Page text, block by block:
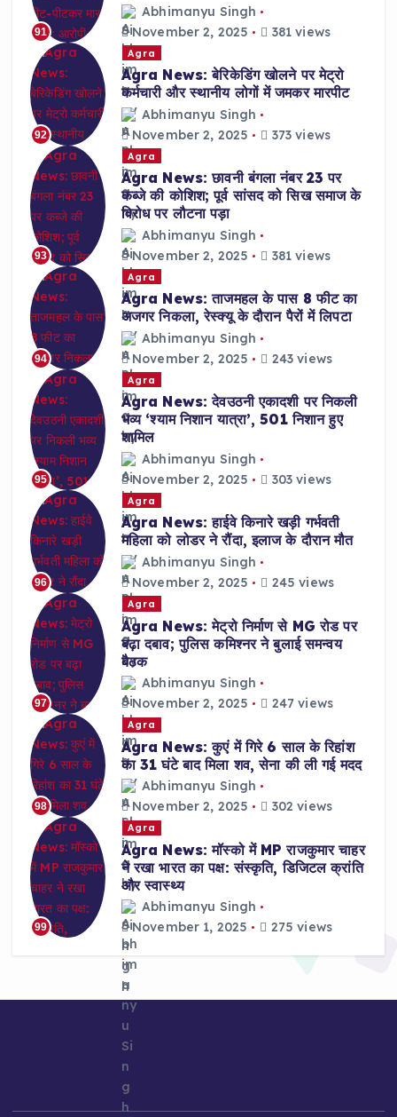
91
Abhimanyu Singh
November 2, 2025
381 views
92
Agra
Agra News: बेरिकेडिंग खोलने पर मेट्रो
कर्मचारी और स्थानीय लोगों में जमकर मारपीट
Abhimanyu Singh
November 2, 2025
373 views
93
Agra
Agra News: छावनी बंगला नंबर 23 पर
कब्जे की कोशिश; पूर्व सांसद को सिख समाज के
विरोध पर लौटना पड़ा
Abhimanyu Singh
November 2, 2025
381 views
94
Agra
Agra News: ताजमहल के पास 8 फीट का
अजगर निकला, रेस्क्यू के दौरान पैरों में लिपटा
Abhimanyu Singh
November 2, 2025
243 views
95
Agra
Agra News: देवउठनी एकादशी पर निकली
भव्य ‘श्याम निशान यात्रा’, 501 निशान हुए
शामिल
Abhimanyu Singh
November 2, 2025
303 views
96
Agra
Agra News: हाईवे किनारे खड़ी गर्भवती
महिला को लोडर ने रौंदा, इलाज के दौरान मौत
Abhimanyu Singh
November 2, 2025
245 views
97
Agra
Agra News: मेट्रो निर्माण से MG रोड पर
बढ़ा दबाव; पुलिस कमिश्नर ने बुलाई समन्वय
बैठक
Abhimanyu Singh
November 2, 2025
247 views
98
Agra
Agra News: कुएं में गिरे 6 साल के रिहांश
का 31 घंटे बाद मिला शव, सेना की ली गई मदद
Abhimanyu Singh
November 2, 2025
302 views
99
Agra
Agra News: मॉस्को में MP राजकुमार चाहर
ने रखा भारत का पक्ष: संस्कृति, डिजिटल क्रांति
और स्वास्थ्य
Abhimanyu Singh
November 1, 2025
275 views